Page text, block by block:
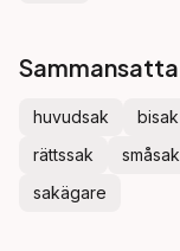
huvudsak bisak
rättssak
småsak
sakägare